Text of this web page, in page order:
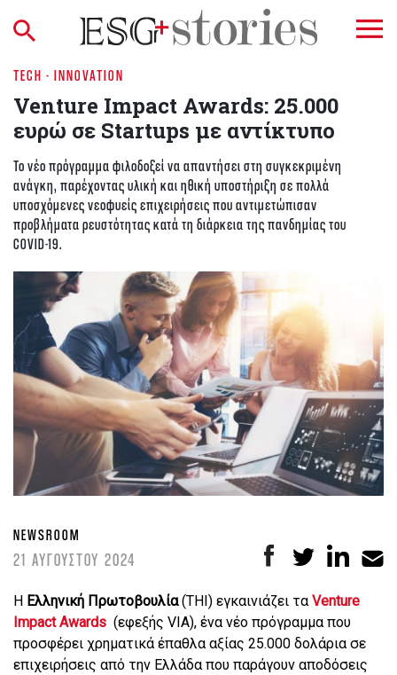
TECH - INNOVATION
Venture Impact Awards: 25.000
ευρώ σε Startups με αντίκτυπο
Το νέο πρόγραμμα φιλοδοξεί να απαντήσει στη συγκεκριμένη
ανάγκη, παρέχοντας υλική και ηθική υποστήριξη σε πολλά
υποσχόμενες νεοφυείς επιχειρήσεις που αντιμετώπισαν
προβλήματα ρευστότητας κατά τη διάρκεια της πανδημίας του
COVID-19.
NEWSROOM
21 ΑΥΓΟΥΣΤΟΥ 2024
Η Ελληνική Πρωτοβουλία(THI) εγκαινιάζει ταVenture
Impact Awards (εφεξής VIA), ένα νέο πρόγραμμα που
προσφέρει χρηματικά έπαθλα αξίας 25.000 δολάρια σε
επιχειρήσεις από την Ελλάδα που παράγουν αποδόσεις